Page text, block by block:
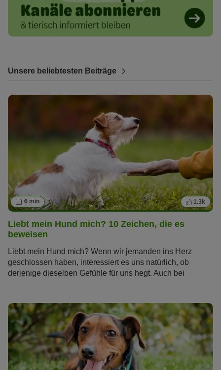
Unsere beliebtesten Beiträge
6 min 1.3k
Liebt mein Hund mich? 10 Zeichen, die es
beweisen
Liebt mein Hund mich? Wenn wir jemanden ins Herz
geschlossen haben, interessiert es uns natürlich, ob
derjenige dieselben Gefühle für uns hegt. Auch bei
Welche das sind, erfahren Sie im Artikel.